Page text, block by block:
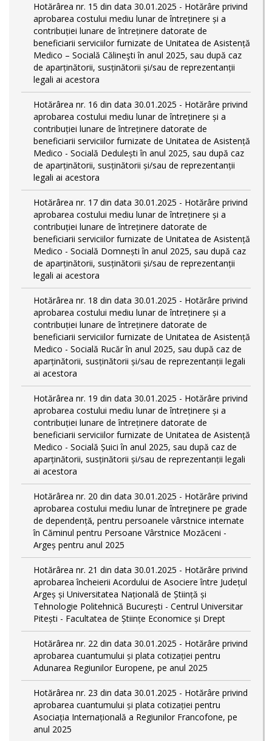
Hotărârea nr. 15 din data 30.01.2025 - Hotărâre privind
aprobarea costului mediu lunar de întreținere și a
contribuției lunare de întreținere datorate de
beneficiarii serviciilor furnizate de Unitatea de Asistență
Medico – Socială Călineşti în anul 2025, sau după caz
de aparținătorii, susținătorii și/sau de reprezentanții
legali ai acestora
Hotărârea nr. 16 din data 30.01.2025 - Hotărâre privind
aprobarea costului mediu lunar de întreținere și a
contribuției lunare de întreținere datorate de
beneficiarii serviciilor furnizate de Unitatea de Asistență
Medico - Socială Dedulești în anul 2025, sau după caz
de aparținătorii, susținătorii și/sau de reprezentanții
legali ai acestora
Hotărârea nr. 17 din data 30.01.2025 - Hotărâre privind
aprobarea costului mediu lunar de întreținere și a
contribuției lunare de întreținere datorate de
beneficiarii serviciilor furnizate de Unitatea de Asistență
Medico - Socială Domnești în anul 2025, sau după caz
de aparținătorii, susținătorii și/sau de reprezentanții
legali ai acestora
Hotărârea nr. 18 din data 30.01.2025 - Hotărâre privind
aprobarea costului mediu lunar de întreținere și a
contribuției lunare de întreținere datorate de
beneficiarii serviciilor furnizate de Unitatea de Asistență
Medico - Socială Rucăr în anul 2025, sau după caz de
aparținătorii, susținătorii și/sau de reprezentanții legali
ai acestora
Hotărârea nr. 19 din data 30.01.2025 - Hotărâre privind
aprobarea costului mediu lunar de întreținere și a
contribuției lunare de întreținere datorate de
beneficiarii serviciilor furnizate de Unitatea de Asistență
Medico - Socială Șuici în anul 2025, sau după caz de
aparținătorii, susținătorii și/sau de reprezentanții legali
ai acestora
Hotărârea nr. 20 din data 30.01.2025 - Hotărâre privind
aprobarea costului mediu lunar de întreţinere pe grade
de dependențǎ, pentru persoanele vârstnice internate
în Căminul pentru Persoane Vârstnice Mozăceni -
Argeș pentru anul 2025
Hotărârea nr. 21 din data 30.01.2025 - Hotărâre privind
aprobarea încheierii Acordului de Asociere între Județul
Argeș și Universitatea Națională de Știință și
Tehnologie Politehnică București - Centrul Universitar
Pitești - Facultatea de Științe Economice și Drept
Hotărârea nr. 22 din data 30.01.2025 - Hotărâre privind
aprobarea cuantumului și plata cotizației pentru
Adunarea Regiunilor Europene, pe anul 2025
Hotărârea nr. 23 din data 30.01.2025 - Hotărâre privind
aprobarea cuantumului și plata cotizației pentru
Asociația Internațională a Regiunilor Francofone, pe
anul 2025